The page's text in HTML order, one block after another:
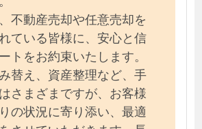
不動産売却や任意売却を
ている皆様に、安心と信
トをお約束いたします。
替え、資産整理など、手
さまざまですが、お客様
の状況に寄り添い、最適